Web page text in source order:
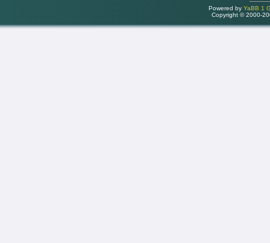
Powered by YaBB 1
Copyright © 2000-